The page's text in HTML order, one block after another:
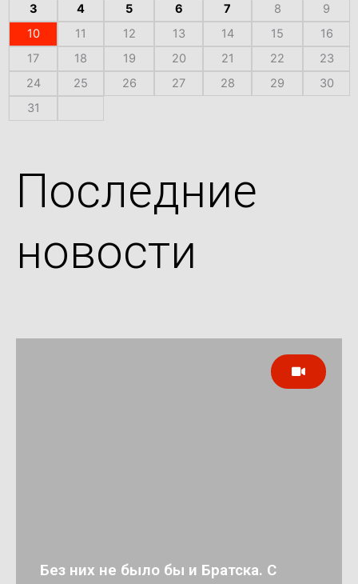
3
4 5 6 7 8
9
10
11 12 13 14 15
16
17
18 19 20 21 22
23
24
25 26 27 28 29
30
31
Последние
новости
Без них не было бы и Братска. С